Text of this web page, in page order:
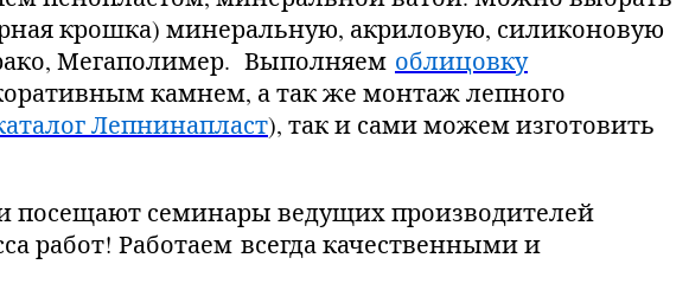
крошка) минеральную, акриловую, силиконовую
Мегаполимер. Выполняем облицовку
камнем, а так же монтаж лепного
Лепнинапласт), так и сами можем изготовить
семинары ведущих производителей
работ! Работаем всегда качественными и